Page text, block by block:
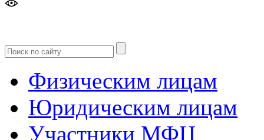
Физическим лицам
Юридическим лицам
Участники МФЦ